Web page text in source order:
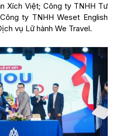
Xích Việt; Công ty TNHH Tư
ty TNHH Weset English
vụ Lữ hành We Travel.